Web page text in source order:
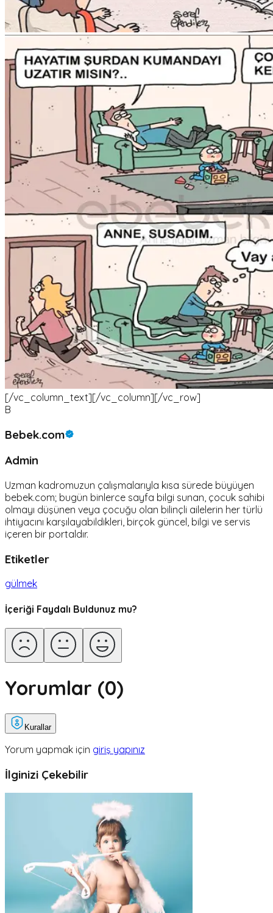
[/vc_column_text][/vc_column][/vc_row]
B
Bebek.com
Admin
Uzman kadromuzun çalışmalarıyla kısa sürede büyüyen
bebek.com; bugün binlerce sayfa bilgi sunan, çocuk sahibi
olmayı düşünen veya çocuğu olan bilinçli ailelerin her türlü
ihtiyacını karşılayabildikleri, birçok güncel, bilgi ve servis
içeren bir portaldır.
Etiketler
gülmek
İçeriği Faydalı Buldunuz mu?
Yorumlar (0)
Kurallar
Yorum yapmak için giriş yapınız
İlginizi Çekebilir